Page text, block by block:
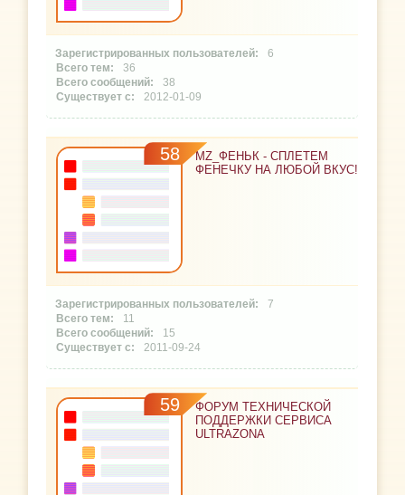
6
36
38
2012-01-09
58
MZ_ФЕНЬК - СПЛЕТЕМ
ФЕНЕЧКУ НА ЛЮБОЙ ВКУС!
7
11
15
2011-09-24
59
ФОРУМ ТЕХНИЧЕСКОЙ
ПОДДЕРЖКИ СЕРВИСА
ULTRAZONA